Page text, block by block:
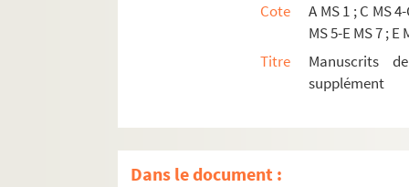
Cote
A MS 1 ; C MS
MS 5-E MS 7 ; E
Titre
Manuscrits
supplément
Dans le document :